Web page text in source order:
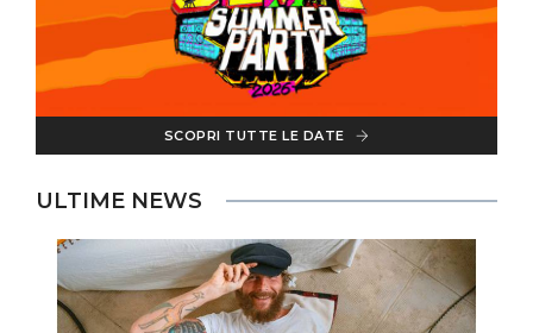
SCOPRI TUTTE LE DATE
ULTIME NEWS